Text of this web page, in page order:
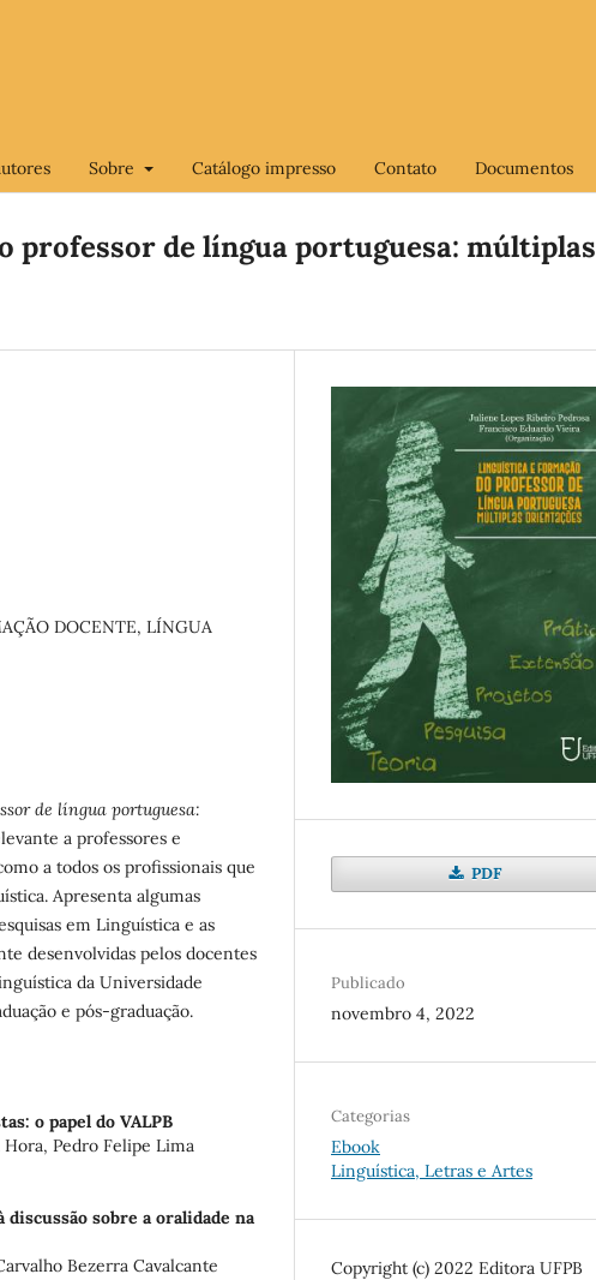
Sobre Catálogo impresso Contato Documentos
professor de língua portuguesa: múltiplas
DOCENTE, LÍNGUA
de língua portuguesa:
a professores e
a todos os profissionais que
Apresenta algumas
em Linguística e as
desenvolvidas pelos docentes
da Universidade
e pós-graduação.
o papel do VALPB
Pedro Felipe Lima
sobre a oralidade na
Bezerra Cavalcante
PDF
Publicado
novembro 4, 2022
Categorias
Ebook
Linguística, Letras e Artes
Copyright (c) 2022 Editora UFPB